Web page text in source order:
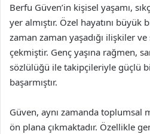
Berfu Güven’in kişisel yaşamı,
yer almıştır. Özel hayatını
zaman zaman yaşadığı ilişkiler
çekmiştir. Genç yaşına rağmen,
sözlülüğü ile takipçileriyle güçlü
başarmıştır.
Güven, aynı zamanda toplumsal
ön plana çıkmaktadır. Özellikle